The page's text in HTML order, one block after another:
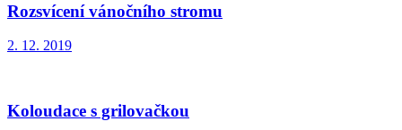
Rozsvícení vánočního stromu
2. 12. 2019
Koloudace s grilovačkou